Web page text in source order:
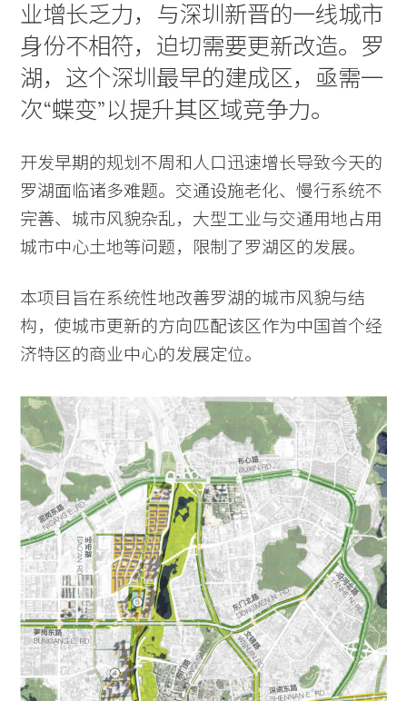
业增长乏力，与深圳新晋的一线城市
身份不相符，迫切需要更新改造。罗
湖，这个深圳最早的建成区，亟需一
次“蝶变”以提升其区域竞争力。
开发早期的规划不周和人口迅速增长导致今天的
罗湖面临诸多难题。交通设施老化、慢行系统不
完善、城市风貌杂乱，大型工业与交通用地占用
城市中心土地等问题，限制了罗湖区的发展。
本项目旨在系统性地改善罗湖的城市风貌与结
构，使城市更新的方向匹配该区作为中国首个经
济特区的商业中心的发展定位。